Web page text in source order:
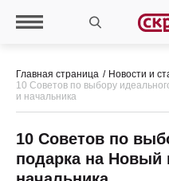
Главная страница
Новости и
10 Советов по выбору
и начальника
10 Советов по
подарка на Новый